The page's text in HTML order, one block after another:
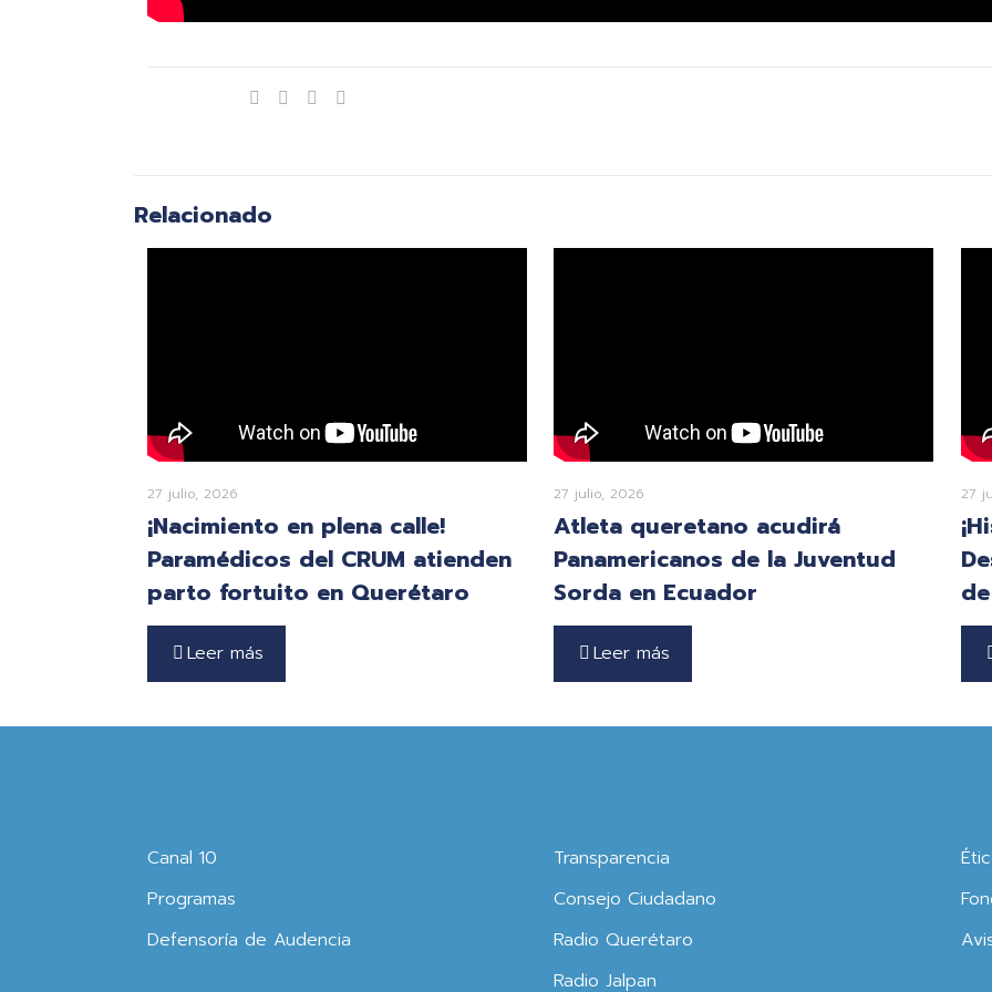
Relacionado
27 julio, 2026
¡Nacimiento en plena calle!
Paramédicos del CRUM atienden
parto fortuito en Querétaro
Leer más
27 julio, 2026
Atleta queretano acudirá
Panamericanos de la Juventud
Sorda en Ecuador
Leer más
27
Canal 10
Programas
Defensoría de Audencia
Transparencia
Consejo Ciudadano
Radio Querétaro
Radio Jalpan